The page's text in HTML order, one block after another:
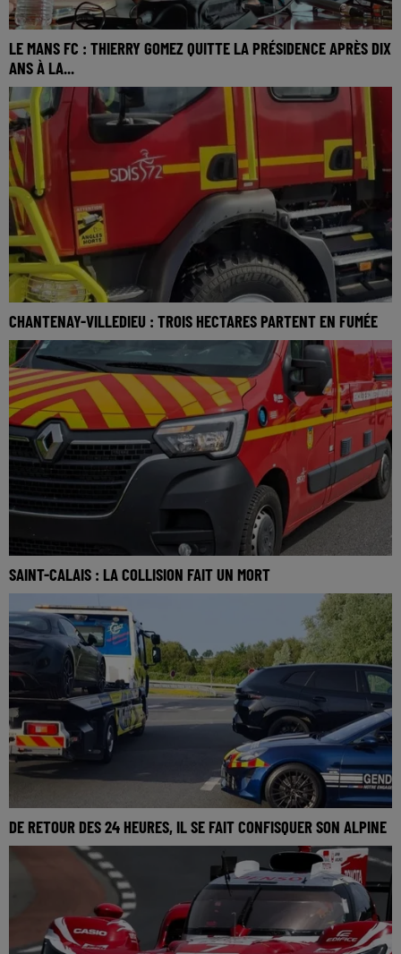
LE MANS FC : THIERRY GOMEZ QUITTE LA PRÉSIDENCE APRÈS DIX
ANS À LA...
CHANTENAY-VILLEDIEU : TROIS HECTARES PARTENT EN FUMÉE
SAINT-CALAIS : LA COLLISION FAIT UN MORT
DE RETOUR DES 24 HEURES, IL SE FAIT CONFISQUER SON ALPINE